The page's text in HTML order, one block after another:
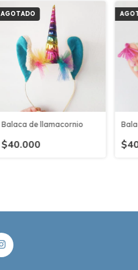
AGOTADO
Balaca de llamacornio
$40.000